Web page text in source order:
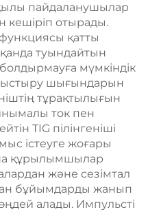
пайдаланушылар
кешіріп отырады.
функциясы қатты
туындайтын
мүмкіндік
шығындарын
тұрақтылығын
ток пен
TIG пілінгеніші
істеуге жоғары
құрылымшылар
және сезімтал
бұйымдарды жанып
алады. Импульсті